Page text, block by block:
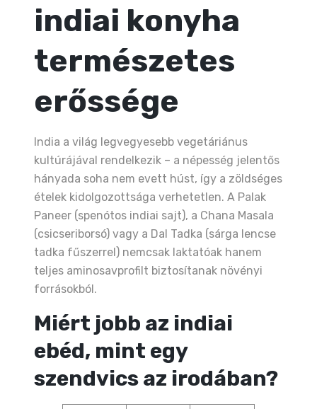
indiai konyha
természetes
erőssége
India a világ legvegyesebb vegetáriánus
kultúrájával rendelkezik – a népesség jelentős
hányada soha nem evett húst, így a zöldséges
ételek kidolgozottsága verhetetlen. A Palak
Paneer (spenótos indiai sajt), a Chana Masala
(csicseriborsó) vagy a Dal Tadka (sárga lencse
tadka fűszerrel) nemcsak laktatóak hanem
teljes aminosavprofilt biztosítanak növényi
forrásokból.
Miért jobb az indiai
ebéd, mint egy
szendvics az irodában?